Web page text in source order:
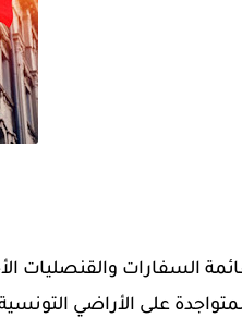
السفارات والقنصليات
على الأراضي